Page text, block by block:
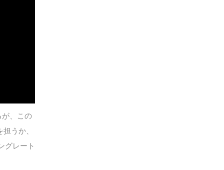
が、この
うか、
グレート